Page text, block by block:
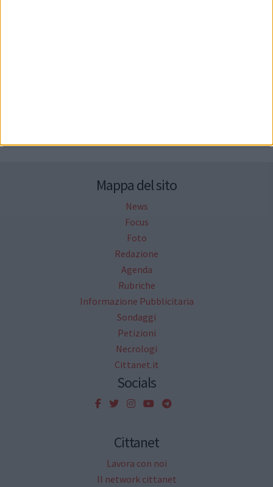
Mappa del sito
News
Focus
Foto
Redazione
Agenda
Rubriche
Informazione Pubblicitaria
Sondaggi
Petizioni
Necrologi
Cittanet.it
Socials
Cittanet
Lavora con noi
Il network cittanet